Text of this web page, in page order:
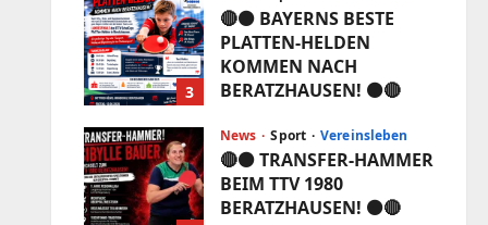
3
🔴⚫️ BAYERNS BESTE
PLATTEN-HELDEN
KOMMEN NACH
BERATZHAUSEN! ⚫️🔴
News Sport Vereinsleben
🔴⚫️ TRANSFER-HAMMER
BEIM TTV 1980
BERATZHAUSEN! ⚫️🔴